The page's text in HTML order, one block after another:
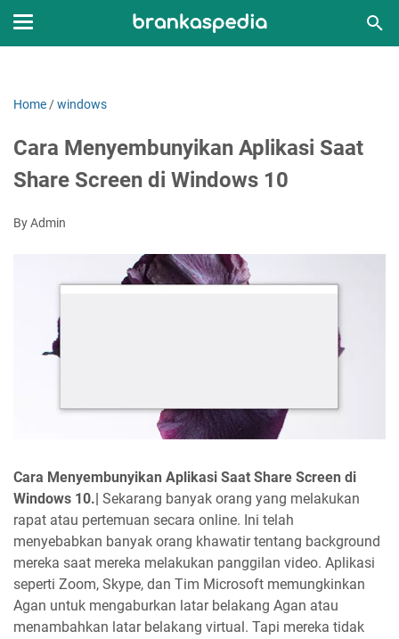
Home /windows
Cara Menyembunyikan Aplikasi Saat
Share Screen di Windows 10
By Admin
Cara Menyembunyikan Aplikasi Saat Share Screen di
Windows 10.| Sekarang banyak orang yang melakukan
rapat atau pertemuan secara online. Ini telah
menyebabkan banyak orang khawatir tentang background
mereka saat mereka melakukan panggilan video. Aplikasi
seperti Zoom, Skype, dan Tim Microsoft memungkinkan
Agan untuk mengaburkan latar belakang Agan atau
menambahkan latar belakang virtual. Tapi mereka tidak